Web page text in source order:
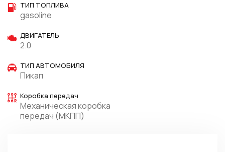
ТИП ТОПЛИВА
gasoline
ДВИГАТЕЛЬ
2.0
ТИП АВТОМОБИЛЯ
Пикап
Коробка передач
Механическая коробка
передач (МКПП)